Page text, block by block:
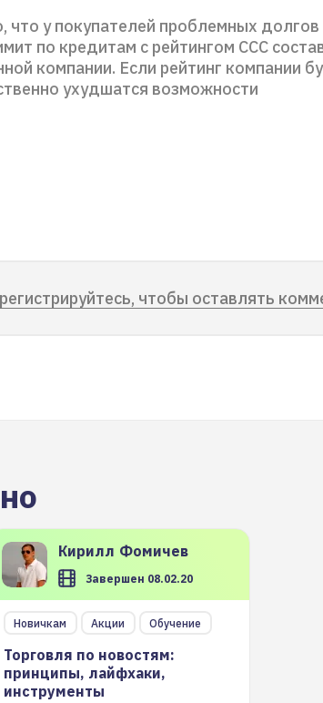
что у покупателей проблемных долгов
по кредитам с рейтингом ССС
компании. Если рейтинг компании
ухудшатся возможности
чтобы оставлять
Кирилл Фомичев
Завершен 08.02.20
Новичкам Акции Обучение
Торговля по новостям:
принципы, лайфхаки,
инструменты